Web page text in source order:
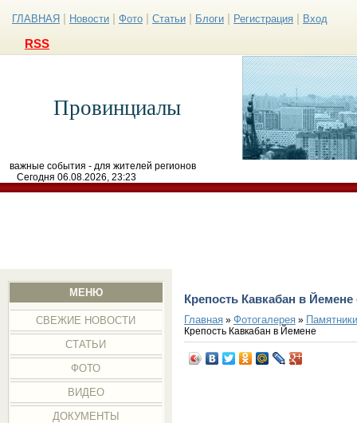
ГЛАВНАЯ Новости Фото Статьи Блоги Регистрация Вход
RSS
Провинциалы
важные события - для жителей регионов
Сегодня 06.08.2026, 23:23
МЕНЮ
СВЕЖИЕ НОВОСТИ
СТАТЬИ
ФОТО
ВИДЕО
ДОКУМЕНТЫ
Крепость Кавкабан в
Главная» Фотогалерея»
Крепость Кавкабан в Йемене